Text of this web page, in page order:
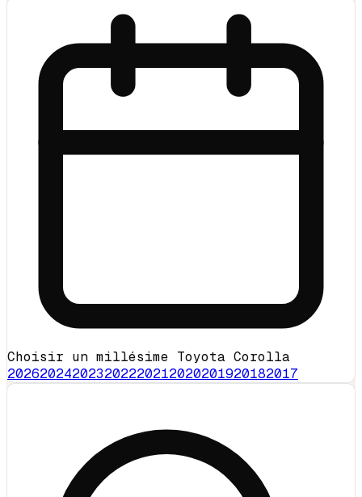
Choisir un millésime Toyota Corolla
202620242023202220212020201920182017